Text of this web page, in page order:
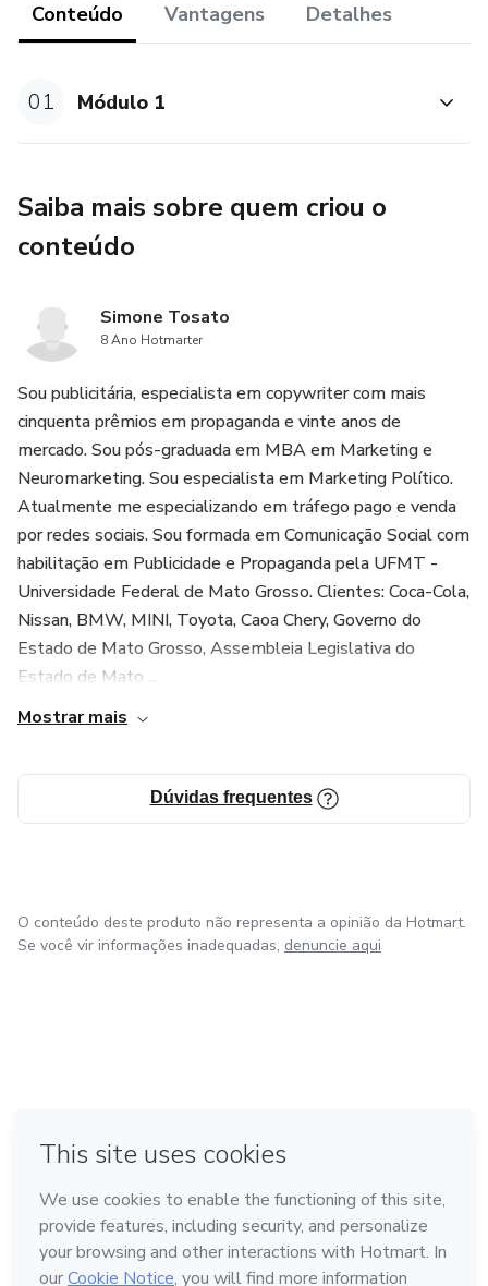
Conteúdo Vantagens Detalhes
01 Módulo 1
Saiba mais sobre quem criou o
conteúdo
Simone Tosato
8 Ano Hotmarter
Sou publicitária, especialista em copywriter com mais
cinquenta prêmios em propaganda e vinte anos de
mercado. Sou pós-graduada em MBA em Marketing e
Neuromarketing. Sou especialista em Marketing Político.
Atualmente me especializando em tráfego pago e venda
por redes sociais. Sou formada em Comunicação Social com
habilitação em Publicidade e Propaganda pela UFMT -
Universidade Federal de Mato Grosso. Clientes: Coca-Cola,
Nissan, BMW, MINI, Toyota, Caoa Chery, Governo do
Estado de Mato Grosso, Assembleia Legislativa do
Estado de Mato ...
Mostrar mais
Dúvidas frequentes
O conteúdo deste produto não representa a opinião da Hotmart.
Se você vir informações inadequadas, denuncie aqui
Feito com ❤ em Bogotá
Conheça a Hotmart